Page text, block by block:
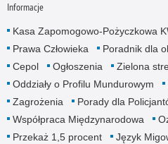
Informacje
Kasa Zapomogowo-Pożyczkowa
Prawa Człowieka
Poradnik dla
Cepol
Ogłoszenia
Zielona
Oddziały o Profilu Mundurowym
Zagrożenia
Porady dla
Współpraca Międzynarodowa
Przekaż 1,5 procent
Język